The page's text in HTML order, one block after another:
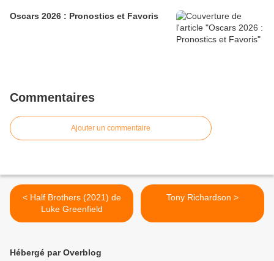
Oscars 2026 : Pronostics et Favoris
Commentaires
Ajouter un commentaire
< Half Brothers (2021) de
Luke Greenfield
Tony Richardson >
Hébergé par Overblog